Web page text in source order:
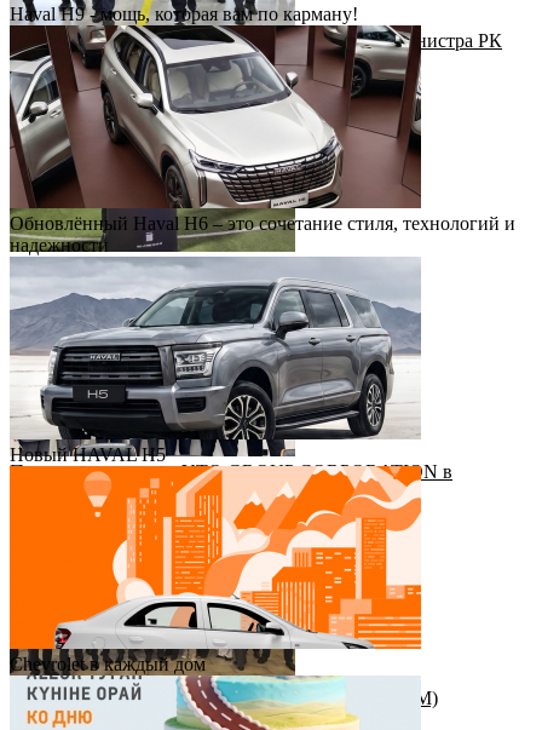
Рабочий визит Первого заместителя Премьер-министра РК
Н.Налибаева на завод КАИК
Футбольный драйв с Haval Virazh!
Приезд руководства YTO GROUP CORPORATION в
Казахстан
Награда от штаб-квартиры Great Wall Motor (GWM)
Haval H9 - мощь, которая вам по карману!
Обновлённый Haval H6 – это сочетание стиля, технологий и
надежности
Новый HAVAL H5
Chevrolet в каждый дом